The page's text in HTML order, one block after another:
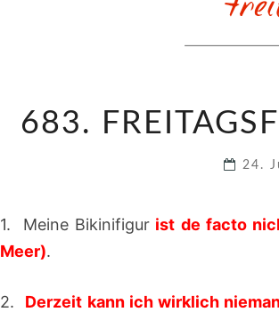
683.
24.
1. Meine Bikinifigur ist de facto
Meer).
2. Derzeit kann ich wirklich